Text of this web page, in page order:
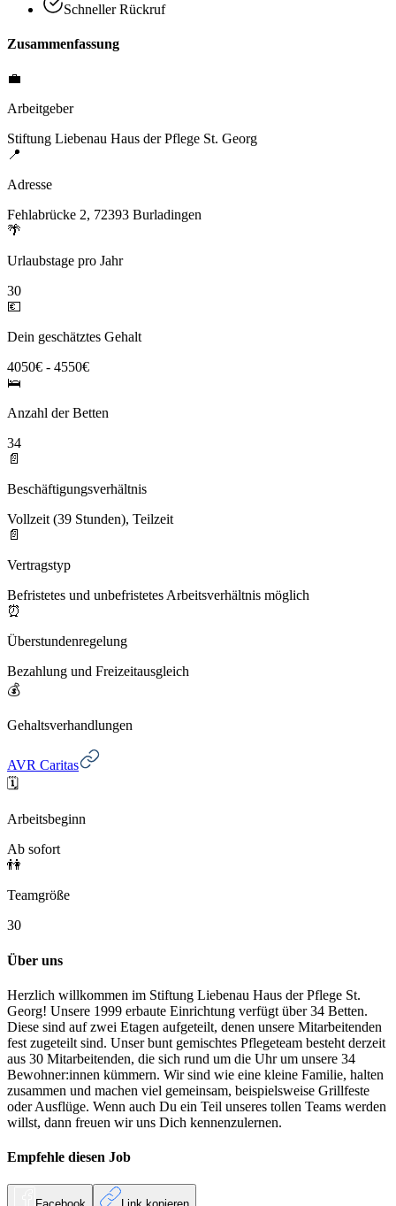
Schneller Rückruf
Zusammenfassung
💼
Arbeitgeber
Stiftung Liebenau Haus der Pflege St. Georg
📍
Adresse
Fehlabrücke 2, 72393 Burladingen
🌴
Urlaubstage pro Jahr
30
💶
Dein geschätztes Gehalt
4050€ - 4550€
🛌
Anzahl der Betten
34
📄
Beschäftigungsverhältnis
Vollzeit (39 Stunden), Teilzeit
📄
Vertragstyp
Befristetes und unbefristetes Arbeitsverhältnis möglich
⏰
Überstundenregelung
Bezahlung und Freizeitausgleich
💰
Gehaltsverhandlungen
AVR Caritas
🗓️
Arbeitsbeginn
Ab sofort
👫
Teamgröße
30
Über uns
Herzlich willkommen im Stiftung Liebenau Haus der Pflege St.
Georg! Unsere 1999 erbaute Einrichtung verfügt über 34 Betten.
Diese sind auf zwei Etagen aufgeteilt, denen unsere Mitarbeitenden
fest zugeteilt sind. Unser bunt gemischtes Pflegeteam besteht derzeit
aus 30 Mitarbeitenden, die sich rund um die Uhr um unsere 34
Bewohner:innen kümmern. Wir sind wie eine kleine Familie, halten
zusammen und machen viel gemeinsam, beispielsweise Grillfeste
oder Ausflüge. Wenn auch Du ein Teil unseres tollen Teams werden
willst, dann freuen wir uns Dich kennenzulernen.
Empfehle diesen Job